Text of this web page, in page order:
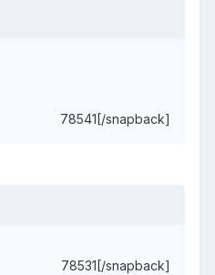
78541[/snapback]
78531[/snapback]